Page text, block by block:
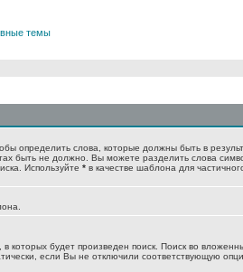
темы
определить слова, которые должны быть в
быть не должно. Вы можете разделить слова
Используйте * в качестве шаблона для
будет произведен поиск. Поиск во
если Вы не отключили соответствующую